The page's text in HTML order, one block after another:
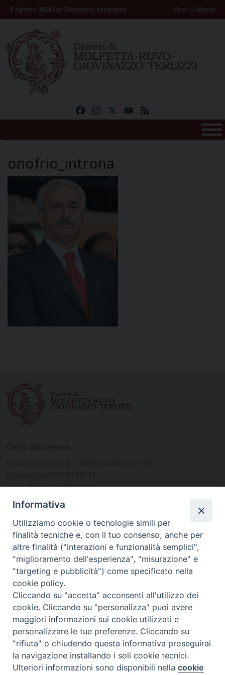
Skip8 Agosto 2026San Domenico, sacerdote Orari S. Messe
FacebookInstagramYouTube
onofrio_introna
www.diocesimolfetta.it –
diocesimolfetta@pec.chiesacattolica.it
Ufficio Comunicazioni sociali
Piazza Giovene 4 – 70056 Molfetta (BA)
comunicazionisociali@diocesimolfetta.it
SEGUICI SU
Facebook
Instagram
X YouTube
Feed
Privacy Policy - trasparenza
© 2016 - 2026 Diocesi Molfetta Ruvo Giovinazzo Terlizzi
Preferenze Cookie
Informativa
Utilizziamo cookie o tecnologie simili per
finalità tecniche e, con il tuo consenso, anche per
altre finalità ("interazioni e funzionalità semplici",
"miglioramento dell'esperienza", "misurazione" e
"targeting e pubblicità") come specificato nella
cookie policy.
Cliccando su "accetta" acconsenti all'utilizzo dei
cookie. Cliccando su "personalizza" puoi avere
maggiori informazioni sui cookie utilizzati e
personalizzare le tue preferenze. Cliccando su
"rifiuta" o chiudendo questa informativa proseguirai
la navigazione installando i soli cookie tecnici.
Ulteriori informazioni sono disponibili nellacookie